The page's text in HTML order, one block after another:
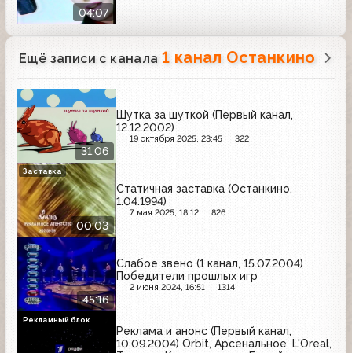
04:07
Ещё записи с канала 1 канал Останкино
31:06
Шутка за шуткой (Первый канал,
12.12.2002)
19 октября 2025, 23:45 322
00:03
Статичная заставка (Останкино,
1.04.1994)
7 мая 2025, 18:12 826
Заставка
45:16
Слабое звено (1 канал, 15.07.2004)
Победители прошлых игр
2 июня 2024, 16:51 1314
Реклама и анонс (Первый канал,
10.09.2004) Orbit, Арсенальное, L'Oreal,
Рекламный блок